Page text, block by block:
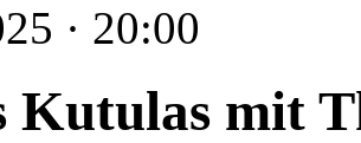
· 20:00
Kutulas mit